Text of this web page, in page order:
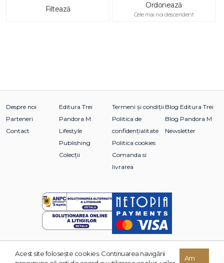
Filtează Ordonează
Cele mai noi descendent
Despre noi
Parteneri
Contact
Editura Trei
Pandora M
Lifestyle
Publishing
Colecții
Termeni și condiții
Politica de
confidențialitate
Politica cookies
Comanda si
livrarea
Blog Editura Trei
Blog Pandora M
Newsletter
© 2026 Grupul Editorial TREI. Toate drepturile rezervate.
Acest site foloseşte cookies. Continuarea navigării
Am